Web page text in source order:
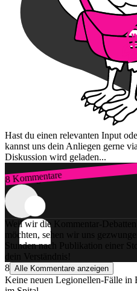
Hast du einen relevanten Input
kannst uns dein Anliegen gerne
Diskussion wird geladen...
8 Kommentare
Zum Login
Weil wir die Kommentar-
möchten, sehen wir uns
Stunden nach Publikation einer
dein Verständnis!
8 Alle Kommentare anzeigen
Keine neuen Legionellen-Fälle in